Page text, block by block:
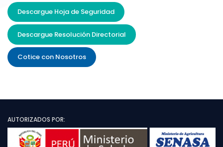
Descargue Hoja de Seguridad
Descargue Resolución Directorial
Cotice con Nosotros
AUTORIZADOS POR: